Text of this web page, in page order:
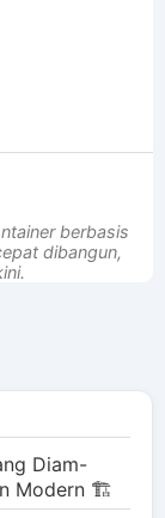
berbasis
dibangun,
Diam-
Modern 🏗️